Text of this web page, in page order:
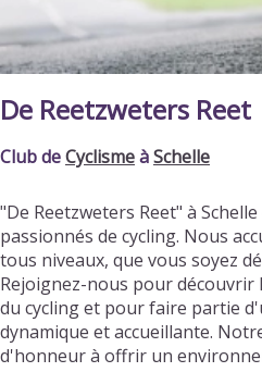
De Reetzweters Reet
Club deCyclismeàSchelle
"De Reetzweters Reet" à
passionnés de cycling. Nous
tous niveaux, que vous soyez
Rejoignez-nous pour
du cycling et pour faire partie
dynamique et accueillante.
d'honneur à offrir un